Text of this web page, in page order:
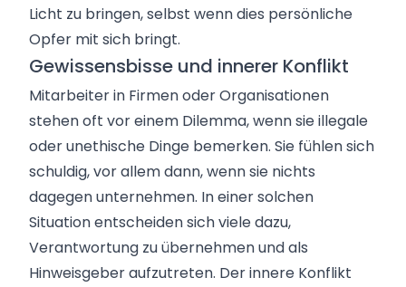
Licht zu bringen, selbst wenn dies persönliche
Opfer mit sich bringt.
Gewissensbisse und innerer Konflikt
Mitarbeiter in Firmen oder Organisationen
stehen oft vor einem Dilemma, wenn sie illegale
oder unethische Dinge bemerken. Sie fühlen sich
schuldig, vor allem dann, wenn sie nichts
dagegen unternehmen. In einer solchen
Situation entscheiden sich viele dazu,
Verantwortung zu übernehmen und als
Hinweisgeber aufzutreten. Der innere Konflikt